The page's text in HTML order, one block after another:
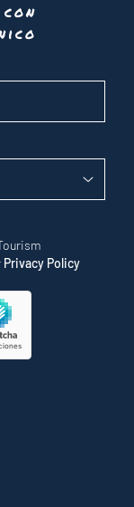
Privacy Policy